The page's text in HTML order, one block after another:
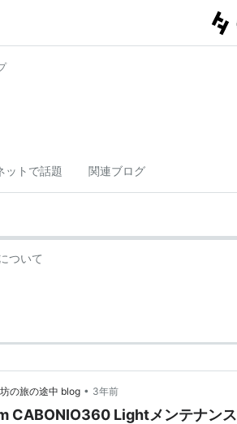
ットで話題 関連ブログ
ついて
の旅の途中 blog • 3年前
CABONIO360 Lightメンテナンス